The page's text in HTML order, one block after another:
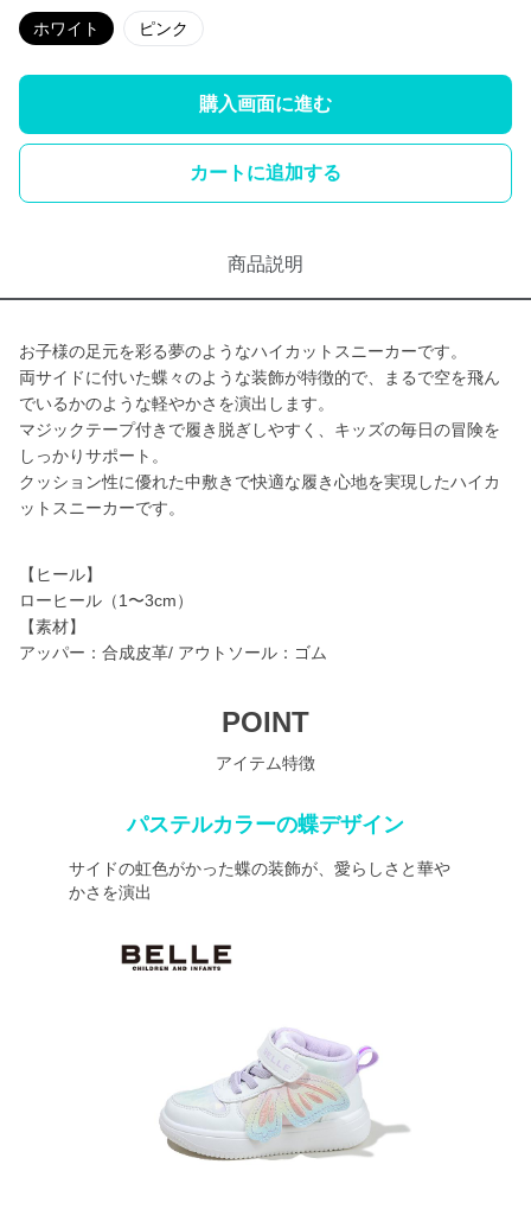
ホワイト ピンク
購入画面に進む
カートに追加する
商品説明
お子様の足元を彩る夢のようなハイカットスニーカーです。
両サイドに付いた蝶々のような装飾が特徴的で、まるで空を飛ん
でいるかのような軽やかさを演出します。
マジックテープ付きで履き脱ぎしやすく、キッズの毎日の冒険を
しっかりサポート。
クッション性に優れた中敷きで快適な履き心地を実現したハイカ
ットスニーカーです。
【ヒール】
ローヒール（1〜3cm）
【素材】
アッパー：合成皮革/ アウトソール：ゴム
POINT
アイテム特徴
パステルカラーの蝶デザイン
サイドの虹色がかった蝶の装飾が、愛らしさと華や
かさを演出